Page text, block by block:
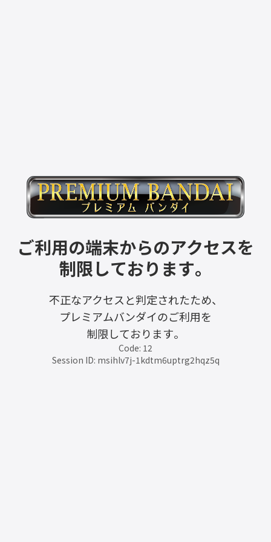
ご利用の端末からのアクセスを
制限しております。
不正なアクセスと判定されたため、
プレミアムバンダイのご利用を
制限しております。
Code: 12
Session ID: msihlv7j-1kdtm6uptrg2hqz5q